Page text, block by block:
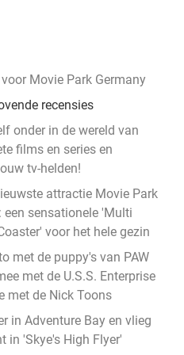
Movie Park Germany
recensies
onder in de wereld van
films en series en
tv-helden!
attractie Movie Park
een sensationele 'Multi
voor het hele gezin
met de puppy's van PAW
met de U.S.S. Enterprise
met de Nick Toons
in Adventure Bay en vlieg
in 'Skye's High Flyer'